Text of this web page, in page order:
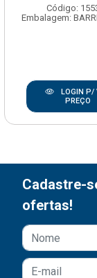
Código:
Embalagem:
LOGIN P/
PREÇO
Cadastre-
ofertas!